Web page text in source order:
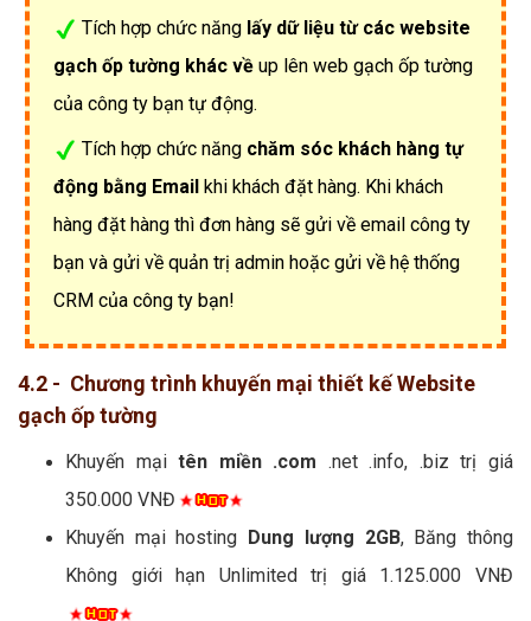
Tích hợp chức năng lấy dữ liệu từ các website
gạch ốp tường khác về up lên web gạch ốp tường
của công ty bạn tự động.
Tích hợp chức năng chăm sóc khách hàng tự
động bằng Email khi khách đặt hàng. Khi khách
hàng đặt hàng thì đơn hàng sẽ gửi về email công ty
bạn và gửi về quản trị admin hoặc gửi về hệ thống
CRM của công ty bạn!
4.2 - Chương trình khuyến mại thiết kế Website
gạch ốp tường
Khuyến mạitên miền .com .net .info, .biz trị giá
350.000 VNĐ
Khuyến mại hosting Dung lượng 2GB, Băng thông
Không giới hạn Unlimited trị giá 1.125.000 VNĐ